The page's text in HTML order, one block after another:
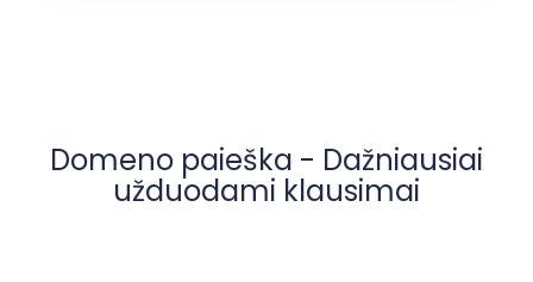
Domeno paieška - Dažniausiai
užduodami klausimai